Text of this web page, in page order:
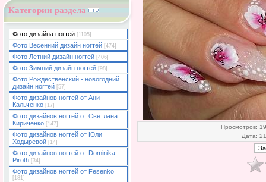
Просмотров:
Дата:
Категории раздела
Фото дизайна ногтей [1105]
Фото Весенний дизайн ногтей [474]
Фото Летний дизайн ногтей [406]
Фото Зимний дизайн ногтей [98]
Фото Рождественский - новогодний
дизайн ногтей
[57]
Фото дизайнов ногтей от Ани
Кальченко
[17]
Фото дизайнов ногтей от Светлана
Кириченко
[147]
Фото дизайнов ногтей от Юли
Ходыревой
[14]
Фото дизайнов ногтей от Dominika
Piroth
[34]
Фото дизайнов ногтей от Fesenko
[181]